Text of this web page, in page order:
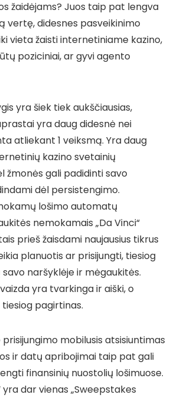
žaidėjams? Juos taip pat lengva
vertę, didesnes pasveikinimo
vieta žaisti internetiniame kazino,
poziciniai, ar gyvi agento
yra šiek tiek aukščiausias,
yra daug didesnė nei
atliekant 1 veiksmą. Yra daug
kazino svetainių
žmonės gali padidinti savo
dėl persistengimo.
lošimo automatų
nemokamais „Da Vinci“
prieš žaisdami naujausius tikrus
planuotis ar prisijungti, tiesiog
naršyklėje ir mėgaukitės.
yra tvarkinga ir aiški, o
pagirtinas.
ir datų apribojimai taip pat gali
finansinių nuostolių lošimuose.
yra dar vienas „Sweepstakes